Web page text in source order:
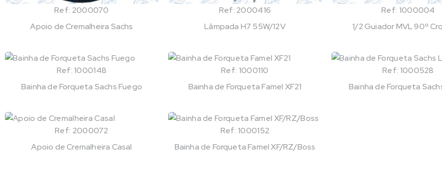
Ref: 2000070
Apoio de Cremalheira Sachs
Ref: 2000416
Lâmpada H7 55W/12V
Ref: 1000004
1/2 Guiador MVL 90º
Ref: 1000148
Bainha de Forqueta Sachs Fuego
Ref: 1000110
Bainha de Forqueta Famel XF21
Ref: 1000528
Bainha de Forqueta
Ref: 2000072
Apoio de Cremalheira Casal
Ref: 1000152
Bainha de Forqueta Famel XF/RZ/Boss